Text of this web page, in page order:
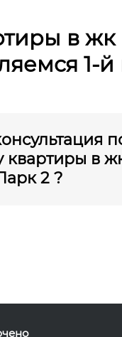
в жк
1-
квартиры в
2 ?